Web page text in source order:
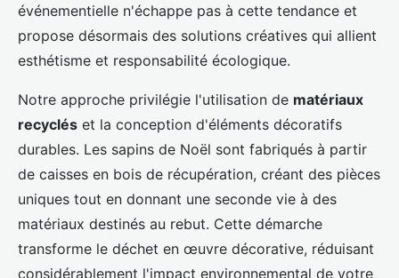
événementielle n'échappe pas à cette tendance et
propose désormais des solutions créatives qui allient
esthétisme et responsabilité écologique.
Notre approche privilégie l'utilisation de matériaux
recyclés et la conception d'éléments décoratifs
durables. Les sapins de Noël sont fabriqués à partir
de caisses en bois de récupération, créant des pièces
uniques tout en donnant une seconde vie à des
matériaux destinés au rebut. Cette démarche
transforme le déchet en œuvre décorative, réduisant
considérablement l'impact environnemental de votre